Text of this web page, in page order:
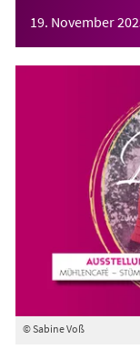
19. November
© Sabine Voß